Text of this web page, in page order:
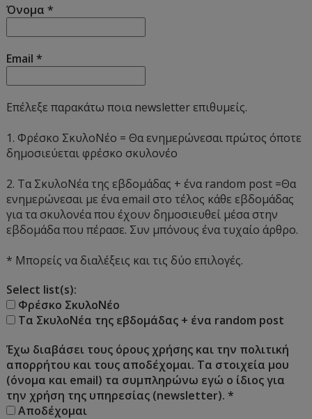
Όνομα*
Email*
Επέλεξε παρακάτω ποια newsletter επιθυμείς.
1. Φρέσκο ΣκυλοΝέο = Θα ενημερώνεσαι πρώτος όποτε
δημοσιεύεται φρέσκο σκυλονέο
2. Τα ΣκυλοΝέα της εβδομάδας + ένα random post =Θα
ενημερώνεσαι με ένα email στο τέλος κάθε εβδομάδας
για τα σκυλονέα που έχουν δημοσιευθεί μέσα στην
εβδομάδα που πέρασε. Συν μπόνους ένα τυχαίο άρθρο.
* Μπορείς να διαλέξεις και τις δύο επιλογές.
Select list(s):
Φρέσκο ΣκυλοΝέο
Τα ΣκυλοΝέα της εβδομάδας + ένα random post
Έχω διαβάσει τους όρους χρήσης και την πολιτική
απορρήτου και τους αποδέχομαι. Τα στοιχεία μου
(όνομα και email) τα συμπληρώνω εγώ ο ίδιος για
την χρήση της υπηρεσίας (newsletter).*
Αποδέχομαι